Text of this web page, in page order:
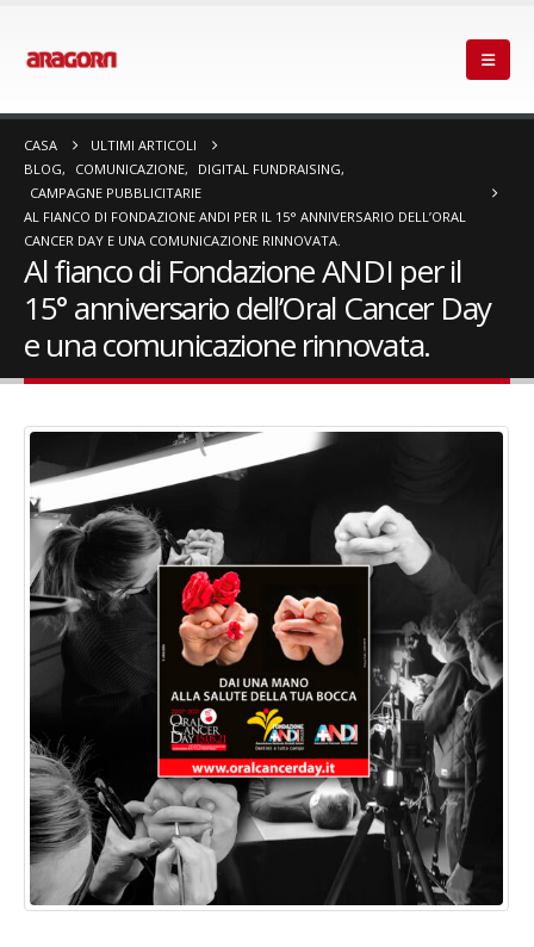
CASA
ULTIMI ARTICOLI
BLOG, COMUNICAZIONE, DIGITAL FUNDRAISING,
CAMPAGNE PUBBLICITARIE
AL FIANCO DI FONDAZIONE ANDI PER IL 15° ANNIVERSARIO DELL’ORAL
CANCER DAY E UNA COMUNICAZIONE RINNOVATA.
Al fianco di Fondazione ANDI per il
15° anniversario dell’Oral Cancer Day
e una comunicazione rinnovata.